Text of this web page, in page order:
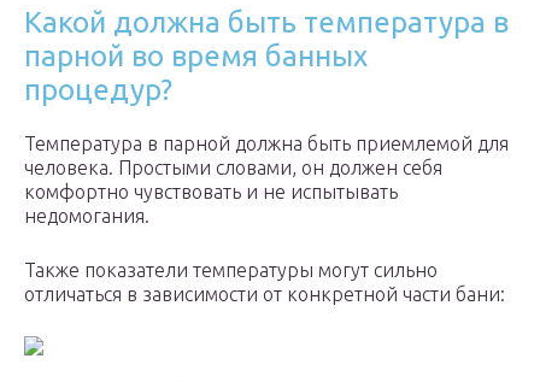
Какой должна быть температура в
парной во время банных
процедур?
Температура в парной должна быть приемлемой для
человека. Простыми словами, он должен себя
комфортно чувствовать и не испытывать
недомогания.
Также показатели температуры могут сильно
отличаться в зависимости от конкретной части бани: